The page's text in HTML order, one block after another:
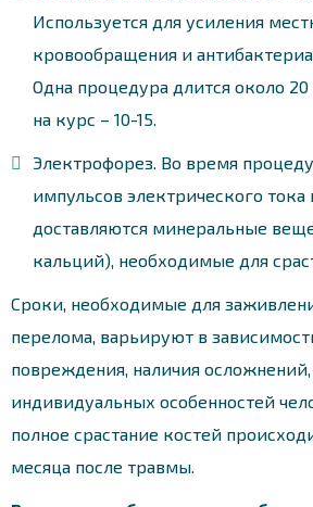
Используется для усиления
кровообращения и
Одна процедура длится около
на курс – 10-15.
Электрофорез. Во время
импульсов электрического тока
доставляются минеральные
кальций), необходимые для
Сроки, необходимые для
перелома, варьируют в
повреждения, наличия
индивидуальных особенностей
полное срастание костей
месяца после травмы.